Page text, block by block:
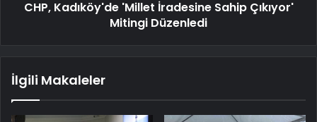
CHP, Kadıköy'de 'Millet İradesine Sahip Çıkıyor'
Mitingi Düzenledi
İlgili Makaleler